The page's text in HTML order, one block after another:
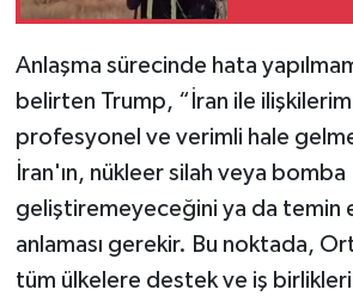
Anlaşma sürecinde hata
belirten Trump, “İran ile
profesyonel ve verimli hale
İran'ın, nükleer silah veya bomba
geliştiremeyeceğini ya da temin
anlaması gerekir. Bu noktada,
tüm ülkelere destek ve iş